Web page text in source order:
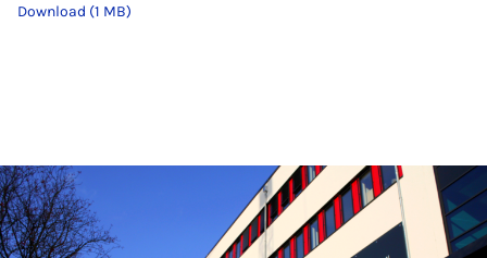
Download (1 MB)